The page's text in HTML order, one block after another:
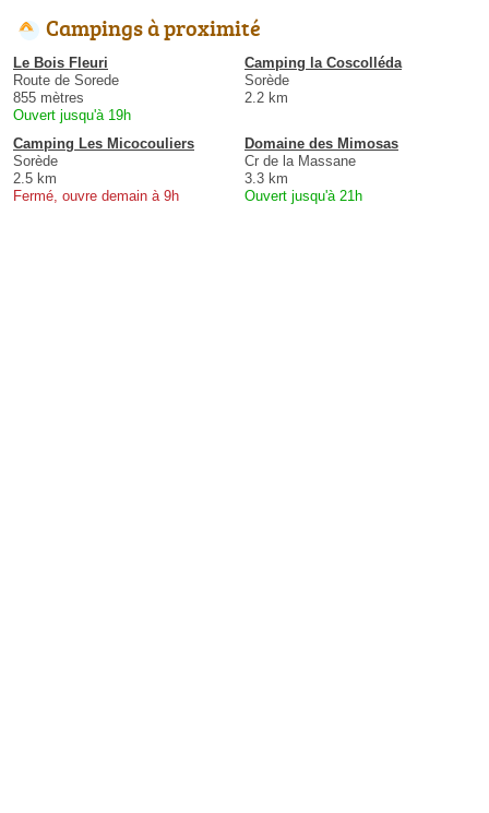
Campings à proximité
Le Bois Fleuri
Route de Sorede
855 mètres
Ouvert jusqu'à 19h
Camping la Coscolléda
Sorède
2.2 km
Camping Les Micocouliers
Sorède
2.5 km
Fermé, ouvre demain à 9h
Domaine des Mimosas
Cr de la Massane
3.3 km
Ouvert jusqu'à 21h